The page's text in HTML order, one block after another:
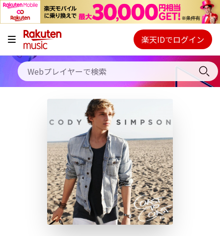
キャンペーン
料金プラン
使い方
初回30日間無料お試し
Webプレイヤー
ご契約内容の確認・変更
楽天IDでログイン